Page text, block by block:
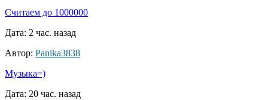
Считаем до 1000000
Дата: 2 час. назад
Автор: Panika3838
Музыка=)
Дата: 20 час. назад